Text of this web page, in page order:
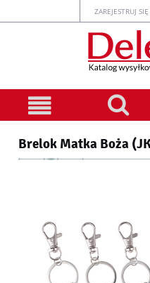
ZAREJESTRUJ SIĘ
Brelok Matka Boża